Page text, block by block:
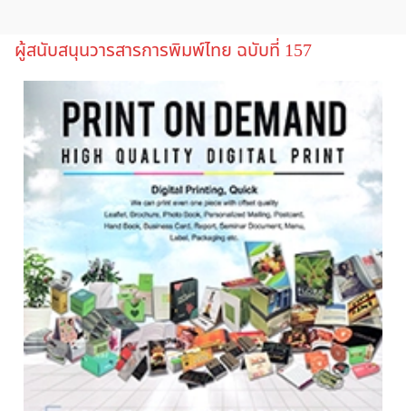
ผู้สนับสนุนวารสารการพิมพ์ไทย ฉบับที่ 157